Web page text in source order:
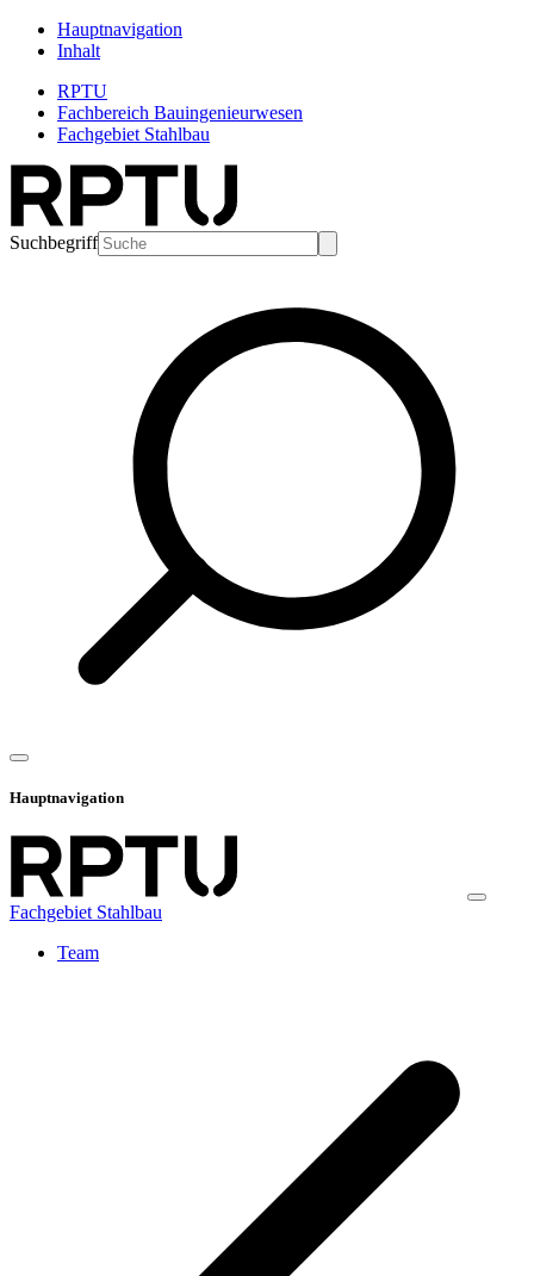
Hauptnavigation
Inhalt
RPTU
Fachbereich Bauingenieurwesen
Fachgebiet Stahlbau
Suchbegriff
Hauptnavigation
Fachgebiet Stahlbau
Team